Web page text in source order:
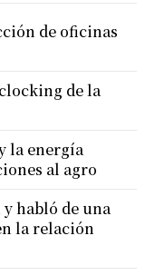
de oficinas
de la
la energía
al agro
habló de una
la relación